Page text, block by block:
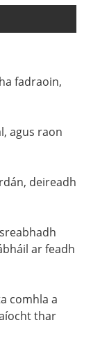
fadraoin,
agus raon
deireadh
ar feadh
comhla a
thar